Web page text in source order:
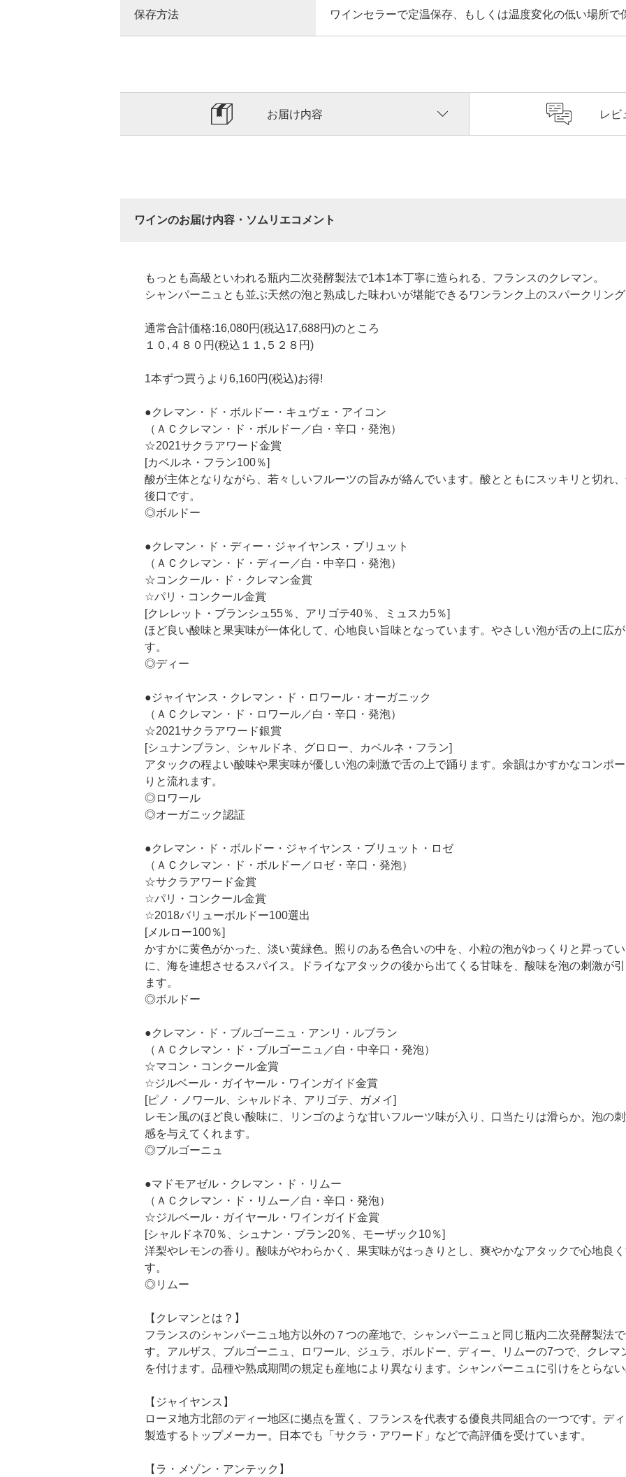
保存方法 ワインセラーで定温保存、もしくは温度変化の低い場所で
お届け内容 レビ
ワインのお届け内容・ソムリエコメント
もっとも高級といわれる瓶内二次発酵製法で1本1本丁寧に造られる、フランスのクレマン。
シャンパーニュとも並ぶ天然の泡と熟成した味わいが堪能できるワンランク上のスパークリング
通常合計価格:16,080円(税込17,688円)のところ
１０,４８０円(税込１１,５２８円)
1本ずつ買うより6,160円(税込)お得!
●クレマン・ド・ボルドー・キュヴェ・アイコン
（ＡＣクレマン・ド・ボルドー／白・辛口・発泡）
☆2021サクラアワード金賞
[カベルネ・フラン100％]
酸が主体となりながら、若々しいフルーツの旨みが絡んでいます。酸とともにスッキリと切れ
後口です。
◎ボルドー
●クレマン・ド・ディー・ジャイヤンス・ブリュット
（ＡＣクレマン・ド・ディー／白・中辛口・発泡）
☆コンクール・ド・クレマン金賞
☆パリ・コンクール金賞
[クレレット・ブランシュ55％、アリゴテ40％、ミュスカ5％]
ほど良い酸味と果実味が一体化して、心地良い旨味となっています。やさしい泡が舌の上に広
す。
◎ディー
●ジャイヤンス・クレマン・ド・ロワール・オーガニック
（ＡＣクレマン・ド・ロワール／白・辛口・発泡）
☆2021サクラアワード銀賞
[シュナンブラン、シャルドネ、グロロー、カベルネ・フラン]
アタックの程よい酸味や果実味が優しい泡の刺激で舌の上で踊ります。余韻はかすかなコンポ
りと流れます。
◎ロワール
◎オーガニック認証
●クレマン・ド・ボルドー・ジャイヤンス・ブリュット・ロゼ
（ＡＣクレマン・ド・ボルドー／ロゼ・辛口・発泡）
☆サクラアワード金賞
☆パリ・コンクール金賞
☆2018バリューボルドー100選出
[メルロー100％]
かすかに黄色がかった、淡い黄緑色。照りのある色合いの中を、小粒の泡がゆっくりと昇って
に、海を連想させるスパイス。ドライなアタックの後から出てくる甘味を、酸味を泡の刺激が
ます。
◎ボルドー
●クレマン・ド・ブルゴーニュ・アンリ・ルブラン
（ＡＣクレマン・ド・ブルゴーニュ／白・中辛口・発泡）
☆マコン・コンクール金賞
☆ジルベール・ガイヤール・ワインガイド金賞
[ピノ・ノワール、シャルドネ、アリゴテ、ガメイ]
レモン風のほど良い酸味に、リンゴのような甘いフルーツ味が入り、口当たりは滑らか。泡の
感を与えてくれます。
◎ブルゴーニュ
●マドモアゼル・クレマン・ド・リムー
（ＡＣクレマン・ド・リムー／白・辛口・発泡）
☆ジルベール・ガイヤール・ワインガイド金賞
[シャルドネ70％、シュナン・ブラン20％、モーザック10％]
洋梨やレモンの香り。酸味がやわらかく、果実味がはっきりとし、爽やかなアタックで心地良
す。
◎リムー
【クレマンとは？】
フランスのシャンパーニュ地方以外の７つの産地で、シャンパーニュと同じ瓶内二次発酵製法
す。アルザス、ブルゴーニュ、ロワール、ジュラ、ボルドー、ディー、リムーの7つで、クレマ
を付けます。品種や熟成期間の規定も産地により異なります。シャンパーニュに引けをとらない
【ジャイヤンス】
ローヌ地方北部のディー地区に拠点を置く、フランスを代表する優良共同組合の一つです。デ
製造するトップメーカー。日本でも「サクラ・アワード」などで高評価を受けています。
【ラ・メゾン・アンテック】